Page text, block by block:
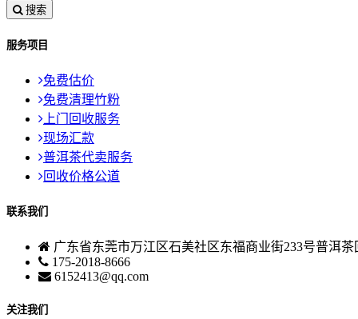
搜索
服务项目
免费估价
免费清理竹粉
上门回收服务
现场汇款
普洱茶代卖服务
回收价格公道
联系我们
广东省东莞市万江区石美社区东福商业街233号普洱茶
175-2018-8666
6152413@qq.com
关注我们